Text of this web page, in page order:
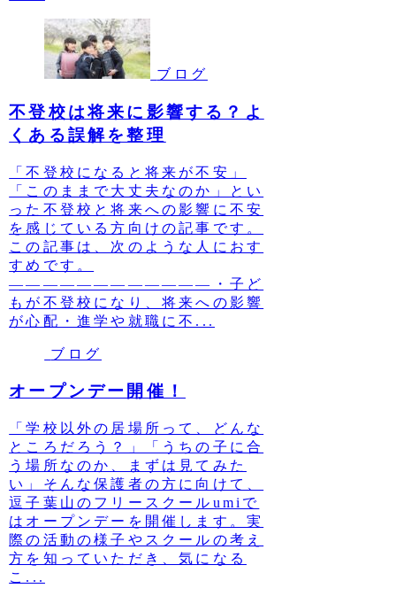
ブログ
不登校は将来に影響する？よ
くある誤解を整理
「不登校になると将来が不安」
「このままで大丈夫なのか」とい
った不登校と将来への影響に不安
を感じている方向けの記事です。
この記事は、次のような人におす
すめです。
————————————・子ど
もが不登校になり、将来への影響
が心配・進学や就職に不...
ブログ
オープンデー開催！
「学校以外の居場所って、どんな
ところだろう？」「うちの子に合
う場所なのか、まずは見てみた
い」そんな保護者の方に向けて、
逗子葉山のフリースクールumiで
はオープンデーを開催します。実
際の活動の様子やスクールの考え
方を知っていただき、気になる
こ...